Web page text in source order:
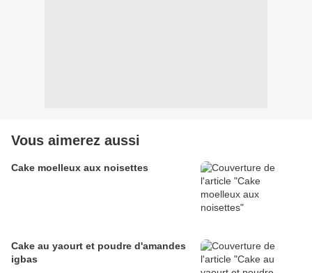
Vous aimerez aussi
Cake moelleux aux noisettes
Cake au yaourt et poudre d'amandes
igbas